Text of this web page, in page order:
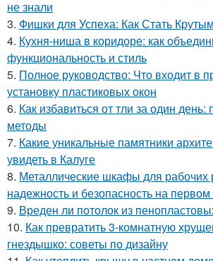
не знали
3. Фишки для Успеха: Как Стать
4. Кухня-ниша в коридоре: как
функциональность и стиль
5. Полное руководство: Что входит в
установку пластиковых окон
6. Как избавиться от тли за один
методы
7. Какие уникальные памятники
увидеть в Калуге
8. Металлические шкафы для рабочих
надежность и безопасность на
9. Вреден ли потолок из
10. Как превратить 3-комнатную
гнездышко: советы по дизайну